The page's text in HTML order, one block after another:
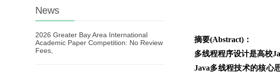
News
2026 Greater Bay Area International
Academic Paper Competition: No Review
Fees,
摘要(Abstract)：
多线程程序设计是高校
Java多线程技术的核心